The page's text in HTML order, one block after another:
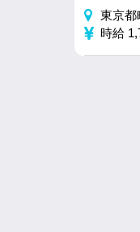
東京都
時給